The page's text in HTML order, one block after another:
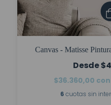
Canvas - Matisse
$36.360,00 con
6 cuotas sin